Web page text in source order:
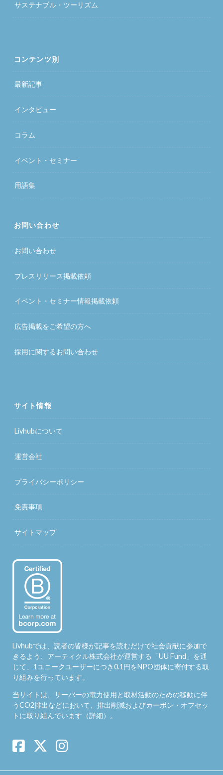
サステナブル・ツーリズム
コンテンツ別
最新記事
インタビュー
コラム
イベント・セミナー
用語集
お問い合わせ
お問い合わせ
プレスリリース掲載依頼
イベント・セミナー情報掲載依頼
広告掲載をご希望の方へ
採用に関するお問い合わせ
サイト情報
Livhubについて
運営会社
プライバシーポリシー
免責事項
サイトマップ
Livhubでは、読者の皆様が記事を読むだけで社会貢献に参加で
きるよう、アーティクル株式会社が運営する「UU Fund 」を通
じて、1ユニークユーザーにつき0.1円をNPO団体に寄付する取
り組みを行っています。
当サイトは、サーバーの電力使用と取材活動のための移動に伴
うCO2排出などにおいて、排出削減およびカーボン・オフセッ
トに取り組んでいます（詳細）。